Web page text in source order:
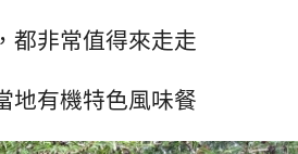
都非常值得來走走
地有機特色風味餐